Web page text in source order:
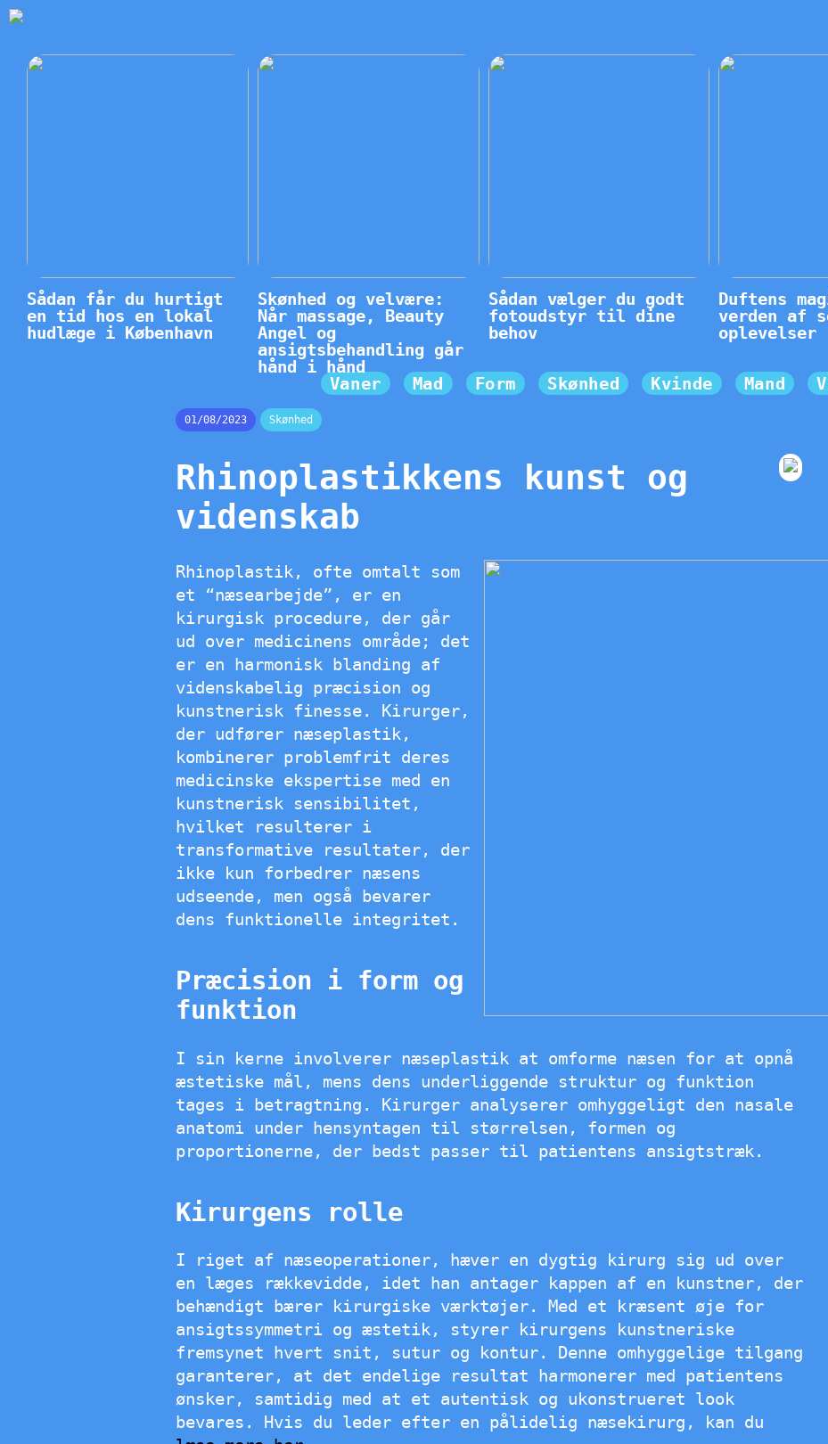
Sådan får du hurtigt
en tid hos en lokal
hudlæge i København
Skønhed og velvære:
Når massage, Beauty
Angel og
ansigtsbehandling går
hånd i hånd
Sådan vælger du godt
fotoudstyr til dine
behov
Duftens
verden af
oplevelser
Vaner Mad Form Skønhed Kvinde Mand
01/08/2023 Skønhed
Rhinoplastikkens kunst og
videnskab
Rhinoplastik, ofte omtalt som
et “næsearbejde”, er en
kirurgisk procedure, der går
ud over medicinens område; det
er en harmonisk blanding af
videnskabelig præcision og
kunstnerisk finesse. Kirurger,
der udfører næseplastik,
kombinerer problemfrit deres
medicinske ekspertise med en
kunstnerisk sensibilitet,
hvilket resulterer i
transformative resultater, der
ikke kun forbedrer næsens
udseende, men også bevarer
dens funktionelle integritet.
Præcision i form og
funktion
I sin kerne involverer næseplastik at omforme næsen for at opnå
æstetiske mål, mens dens underliggende struktur og funktion
tages i betragtning. Kirurger analyserer omhyggeligt den nasale
anatomi under hensyntagen til størrelsen, formen og
proportionerne, der bedst passer til patientens ansigtstræk.
Kirurgens rolle
I riget af næseoperationer, hæver en dygtig kirurg sig ud over
en læges rækkevidde, idet han antager kappen af ​​en kunstner, der
behændigt bærer kirurgiske værktøjer. Med et kræsent øje for
ansigtssymmetri og æstetik, styrer kirurgens kunstneriske
fremsynet hvert snit, sutur og kontur. Denne omhyggelige tilgang
garanterer, at det endelige resultat harmonerer med patientens
ønsker, samtidig med at et autentisk og ukonstrueret look
bevares. Hvis du leder efter en pålidelig næsekirurg, kan du